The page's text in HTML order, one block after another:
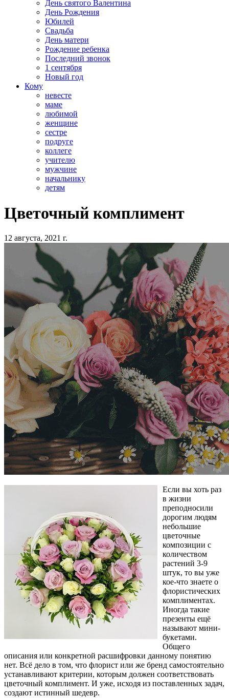
День святого Валентина
День Рождения
Юбилей
Свадьба
День матери
Рождение ребенка
Последний звонок
1 сентября
Новый год
Кому
невесте
маме
любимой
женщине
сестре
подруге
коллеге
учителю
мужчине
начальнику
детям
Цветочный комплимент
12 августа, 2021 г.
Если вы хоть раз
в жизни
преподносили
дорогим людям
небольшие
цветочные
композиции с
количеством
растений 3-9
штук, то вы уже
кое-что знаете о
флористических
комплиментах.
Иногда такие
презенты ещё
называют мини-
букетами.
Общего
описания или конкретной расшифровки данному понятию
нет. Всё дело в том, что флорист или же бренд самостоятельно
устанавливают критерии, которым должен соответствовать
цветочный комплимент. И уже, исходя из поставленных задач,
создают истинный шедевр.